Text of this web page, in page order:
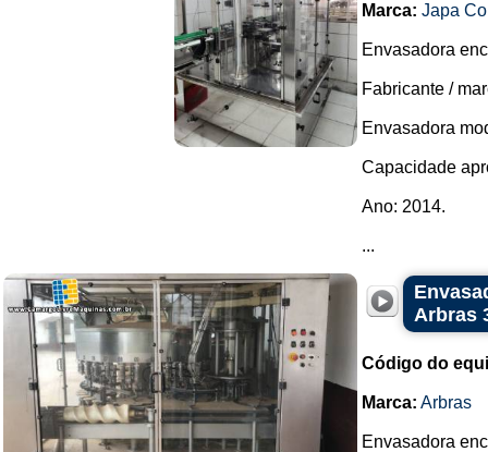
Marca: Japa
Envasadora
Fabricante /
Envasadora
Capacidade
Ano: 2014.
...
Arbras
Código do
Marca: Arbras
Envasadora